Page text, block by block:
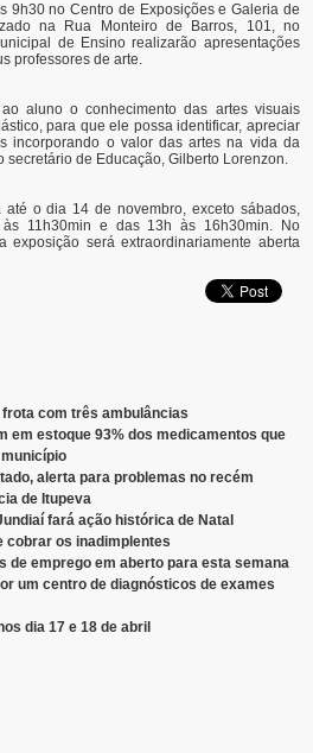
9h30 no Centro de Exposições e Galeria de
na Rua Monteiro de Barros, 101, no
de Ensino realizarão apresentações
professores de arte.
aluno o conhecimento das artes visuais
para que ele possa identificar, apreciar
incorporando o valor das artes na vida da
secretário de Educação, Gilberto Lorenzon.
o dia 14 de novembro, exceto sábados,
11h30min e das 13h às 16h30min. No
será extraordinariamente aberta
com três ambulâncias
em estoque 93% dos medicamentos que
alerta para problemas no recém
de Itupeva
fará ação histórica de Natal
cobrar os inadimplentes
de emprego em aberto para esta semana
um centro de diagnósticos de exames
dia 17 e 18 de abril